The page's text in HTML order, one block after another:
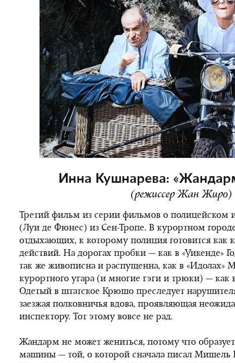
Инна Кушнарева:
(режиссер Жан Жиро)
Третий фильм из серии фильмов о полицейском
(Луи де Фюнес) из Сен-Тропе. В курортном
отдыхающих, к которому полиция готовится как
действий. На дорогах пробки — как в «Уикенде»
так же живописна и распущенна, как в «Идолах»
курортного угара (и многие гэги и трюки) — как
Одетый в штатское Крюшо преследует
заезжая полковничья вдова, проявляющая
инспектору. Тот этому вовсе не рад.
Жандарм не может жениться, потому что
машины — той, о которой сначала писал Мишель